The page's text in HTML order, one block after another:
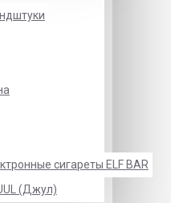
сигареты ELF BAR
(Джул)